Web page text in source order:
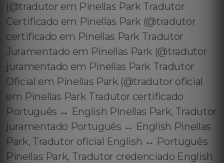
(@tradutor em Pinellas Park Tradutor
Certificado em Pinellas Park (@tradutor
certificado em Pinellas Park Tradutor
Juramentado em Pinellas Park (@tradutor
juramentado em Pinellas Park Tradutor
Oficial em Pinellas Park (@tradutor oficial
em Pinellas Park Tradutor certificado
Português ↔️ English Pinellas Park, Tradutor
juramentado Português ↔️ English Pinellas
Park, Tradutor oficial English ↔️ Português
Pinellas Park, Tradutor credenciado English